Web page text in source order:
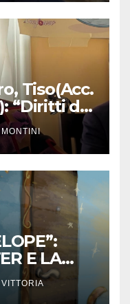
Tiso(Acc.
“Diritti da
E LA